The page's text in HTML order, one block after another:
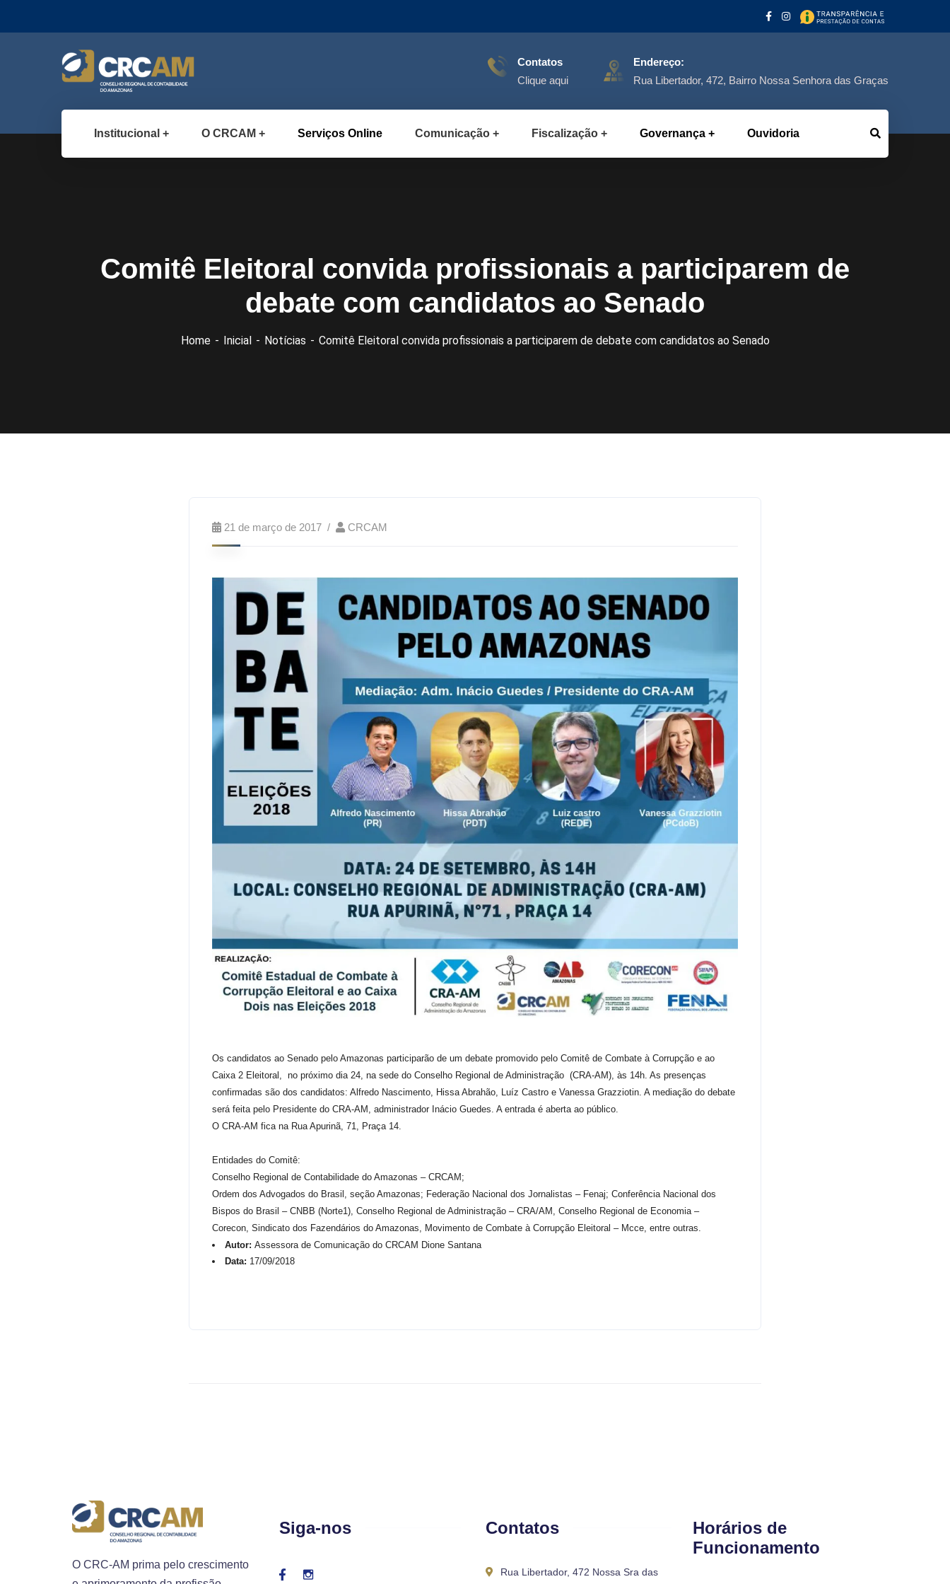
Contatos
Clique aqui
Endereço:
Rua Libertador, 472, Bairro Nossa Senhora das Graças
Institucional O CRCAM Serviços Online Comunicação Fiscalização Governança Ouvidoria
Comitê Eleitoral convida profissionais a participarem de
debate com candidatos ao Senado
Home Inicial Notícias Comitê Eleitoral convida profissionais a participarem de debate com candidatos ao Senado
21 de março de 2017 CRCAM
Os candidatos ao Senado pelo Amazonas participarão de um debate promovido pelo Comitê de Combate à Corrupção e ao
Caixa 2 Eleitoral, no próximo dia 24, na sede do Conselho Regional de Administração (CRA-AM), às 14h. As presenças
confirmadas são dos candidatos: Alfredo Nascimento, Hissa Abrahão, Luíz Castro e Vanessa Grazziotin. A mediação do debate
será feita pelo Presidente do CRA-AM, administrador Inácio Guedes. A entrada é aberta ao público.
O CRA-AM fica na Rua Apurinã, 71, Praça 14.
Entidades do Comitê:
Conselho Regional de Contabilidade do Amazonas – CRCAM;
Ordem dos Advogados do Brasil, seção Amazonas; Federação Nacional dos Jornalistas – Fenaj; Conferência Nacional dos
Bispos do Brasil – CNBB (Norte1), Conselho Regional de Administração – CRA/AM, Conselho Regional de Economia –
Corecon, Sindicato dos Fazendários do Amazonas, Movimento de Combate à Corrupção Eleitoral – Mcce, entre outras.
Autor: Assessora de Comunicação do CRCAM Dione Santana
Data: 17/09/2018
O CRC-AM prima pelo crescimento
Siga-nos Contatos
Rua Libertador, 472 Nossa Sra das
Horários de
Funcionamento